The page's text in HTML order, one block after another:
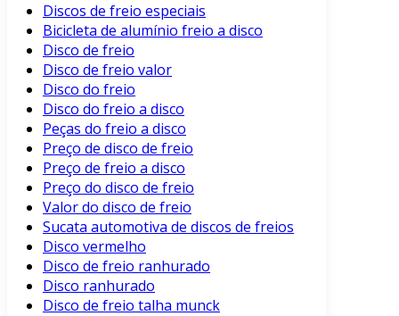
Discos de freio especiais
Bicicleta de alumínio freio a disco
Disco de freio
Disco de freio valor
Disco do freio
Disco do freio a disco
Peças do freio a disco
Preço de disco de freio
Preço de freio a disco
Preço do disco de freio
Valor do disco de freio
Sucata automotiva de discos de freios
Disco vermelho
Disco de freio ranhurado
Disco ranhurado
Disco de freio talha munck